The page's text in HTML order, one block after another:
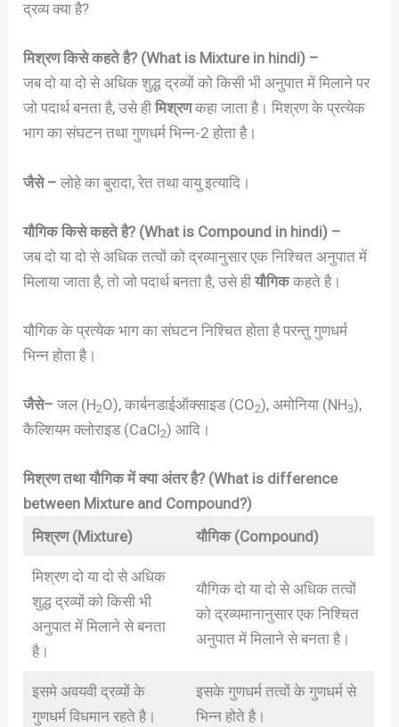
द्रव्य क्या है?
मिश्रण किसे कहते है? (What is Mixture in hindi) –
जब दो या दो से अधिक शुद्ध द्रव्यों को किसी भी अनुपात में मिलाने पर
जो पदार्थ बनता है, उसे हीमिश्रणकहा जाता है। मिश्रण के प्रत्येक
भाग का संघटन तथा गुणधर्म भिन्न-2 होता है।
जैसे – लोहे का बुरादा, रेत तथा वायु इत्यादि।
यौगिक किसे कहते है? (What is Compound in hindi) –
जब दो या दो से अधिक तत्वों को द्रव्यानुसार एक निश्चित अनुपात में
मिलाया जाता है, तो जो पदार्थ बनता है, उसे हीयौगिककहते है।
यौगिक के प्रत्येक भाग का संघटन निश्चित होता है परन्तु गुणधर्म
भिन्न होता है।
जैसे– जल (H2O), कार्बनडाईऑक्साइड (CO2), अमोनिया (NH3),
कैल्शियम क्लोराइड (CaCl2) आदि।
मिश्रण तथा यौगिक में क्या अंतर है? (What is difference
between Mixture and Compound?)
मिश्रण (Mixture)
यौगिक (Compound)
मिश्रण दो या दो से अधिक
शुद्ध द्रव्यों को किसी भी
अनुपात में मिलाने से बनता
है।
यौगिक दो या दो से अधिक तत्वों
को द्रव्यमानानुसार एक निश्चित
अनुपात में मिलाने से बनता है।
इसमे अवयवी द्रव्यों के
गुणधर्म विधमान रहते है।
इसके गुणधर्म तत्वों के गुणधर्म से
भिन्न होते है।